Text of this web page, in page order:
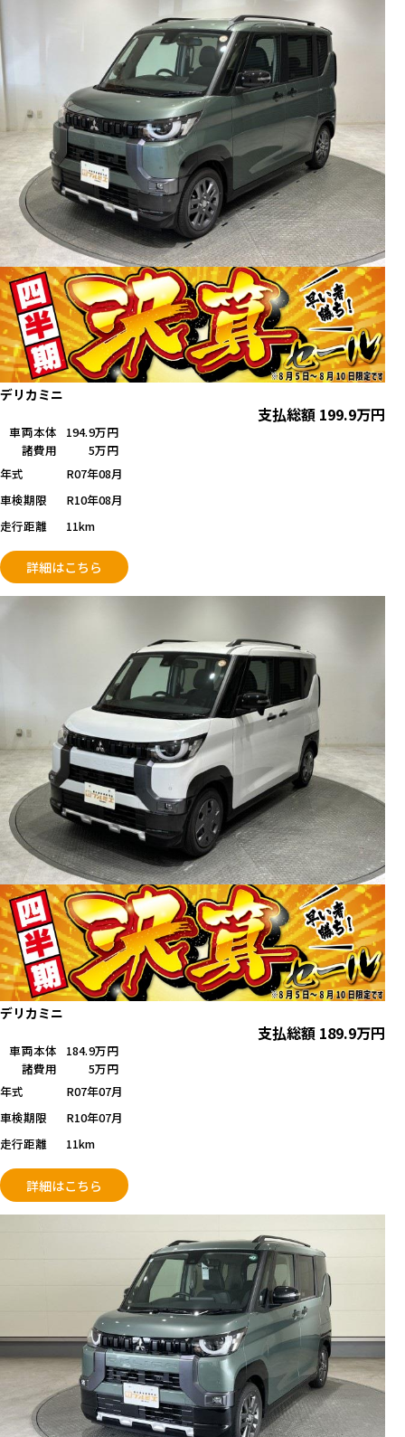
デリカミニ
支払総額 199.9万円
車両本体
194.9万円
諸費用
5万円
年式
R07年08月
車検期限
R10年08月
走行距離
11km
詳細はこちら
デリカミニ
支払総額 189.9万円
車両本体
184.9万円
諸費用
5万円
年式
R07年07月
車検期限
R10年07月
走行距離
11km
詳細はこちら